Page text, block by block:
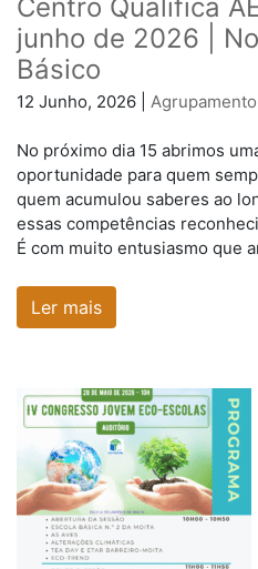
Centro Qualifica
junho de 2026 |
Básico
12 Junho, 2026 | Agrupamento
No próximo dia 15 abrimos
oportunidade para quem
quem acumulou saberes ao
essas competências
É com muito entusiasmo que
Ler mais